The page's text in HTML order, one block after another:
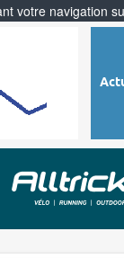
votre navigation